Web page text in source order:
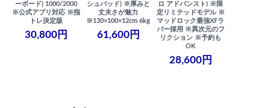
ーボード) 1000/2000
※公式アプリ対応 ※指
トレ決定版
30,800円
シュパッド) ※厚みと
丈夫さが魅力
※130×100×12cm 6kg
61,600円
ロ アドバンスト) ※限
定リミテッドモデル ※
マッドロック最強XFラ
バー採用 ※異次元のフ
リクション ※予約も
OK
28,600円